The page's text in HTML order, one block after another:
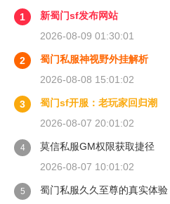
1
新蜀门sf发布网站
2026-08-09 01:30:01
2
蜀门私服神视野外挂解析
2026-08-08 15:01:02
3
蜀门sf开服：老玩家回归潮
2026-08-07 20:01:02
4
莫信私服GM权限获取捷径
2026-08-07 10:01:02
5
蜀门私服久久至尊的真实体验